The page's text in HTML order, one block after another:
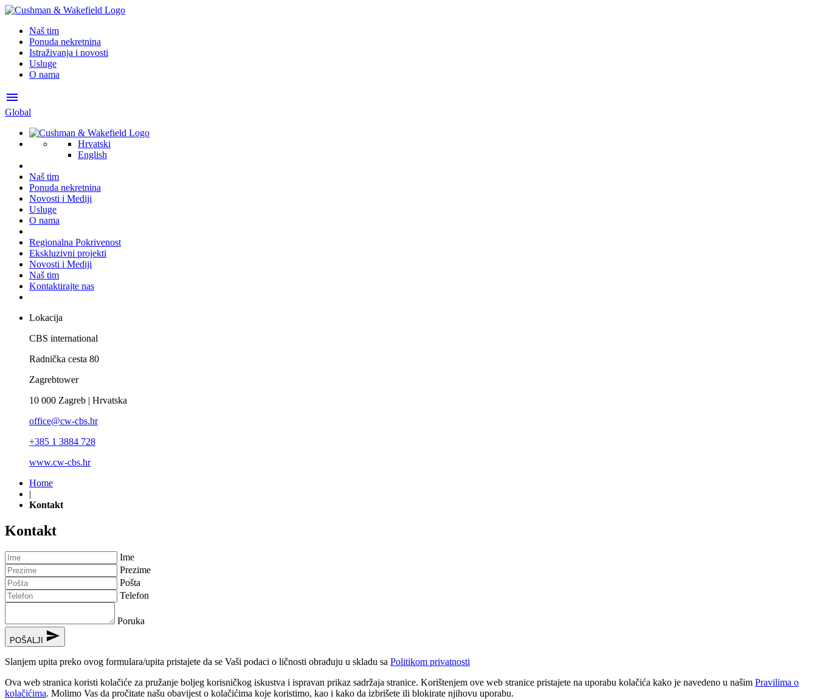
Naš tim
Ponuda nekretnina
Istraživanja i novosti
Usluge
O nama
menu
Global
Hrvatski
English
Naš tim
Ponuda nekretnina
Novosti i Mediji
Usluge
O nama
Regionalna Pokrivenost
Ekskluzivni projekti
Novosti i Mediji
Naš tim
Kontaktirajte nas
Lokacija
CBS international
Radnička cesta 80
Zagrebtower
10 000 Zagreb | Hrvatska
office@cw-cbs.hr
+385 1 3884 728
www.cw-cbs.hr
Home
|
Kontakt
Kontakt
Ime
Prezime
Pošta
Telefon
Poruka
POŠALJI send
Slanjem upita preko ovog formulara/upita pristajete da se Vaši podaci o ličnosti obrađuju u skladu sa Politikom privatnosti
Ova web stranica koristi kolačiće za pružanje boljeg korisničkog iskustva i ispravan prikaz sadržaja stranice. Korištenjem ove web stranice pristajete na uporabu kolačića kako je navedeno u našim Pravilima o
kolačićima. Molimo Vas da pročitate našu obavijest o kolačićima koje koristimo, kao i kako da izbrišete ili blokirate njihovu uporabu.